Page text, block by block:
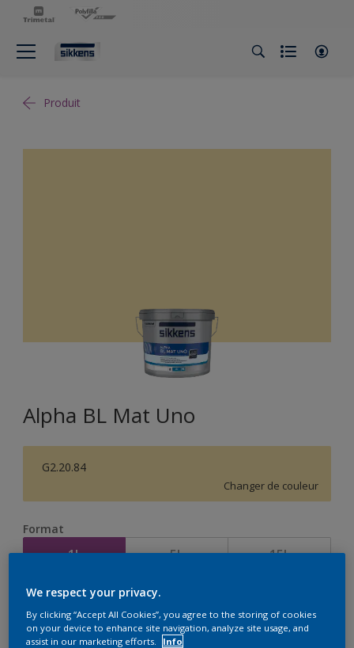
Produit
Alpha BL Mat Uno
G2.20.84
Changer de couleur
Format
1L 5L 15L
Quantité Calculateur de peinture
Calculer
We respect your privacy.
By clicking “Accept All Cookies”, you agree to the storing of cookies
on your device to enhance site navigation, analyze site usage, and
assist in our marketing efforts.
Info